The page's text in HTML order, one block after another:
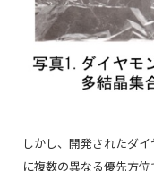
しかし、開発されたダ
に複数の異なる優先方